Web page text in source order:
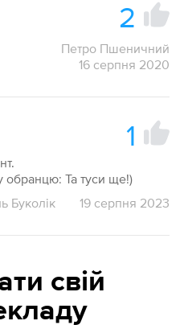
2
Петро Пшеничний
16 серпня 2020
1
обранцю: Та туси ще!)
Буколік 19 серпня 2023
свій